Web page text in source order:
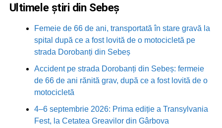
Ultimele știri din Sebeș
Femeie de 66 de ani, transportată în stare gravă la
spital după ce a fost lovită de o motocicletă pe
strada Dorobanți din Sebeș
Accident pe strada Dorobanți din Sebeș: fermeie
de 66 de ani rănită grav, după ce a fost lovită de o
motocicletă
4–6 septembrie 2026: Prima ediție a Transylvania
Fest, la Cetatea Greavilor din Gârbova